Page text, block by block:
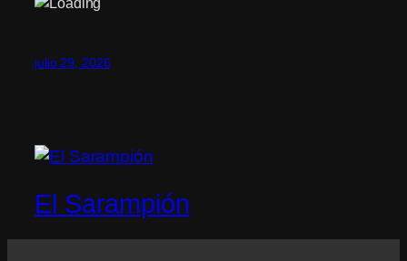
julio 29, 2026
El Sarampión